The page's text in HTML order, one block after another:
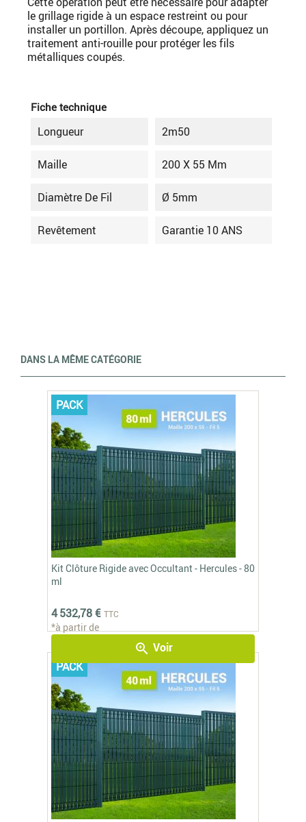
le grillage rigide à un espace restreint ou pour
installer un portillon. Après découpe, appliquez un
traitement anti-rouille pour protéger les fils
métalliques coupés.
Fiche technique
Longueur 2m50
Maille 200 X 55 Mm
Diamètre De Fil Ø 5mm
Revêtement Garantie 10 ANS
DANS LA MÊME CATÉGORIE
Kit Clôture Rigide avec Occultant - Hercules - 80
ml
4 532,78 € TTC
*à partir de
zoom_in Voir
PACK
PACK